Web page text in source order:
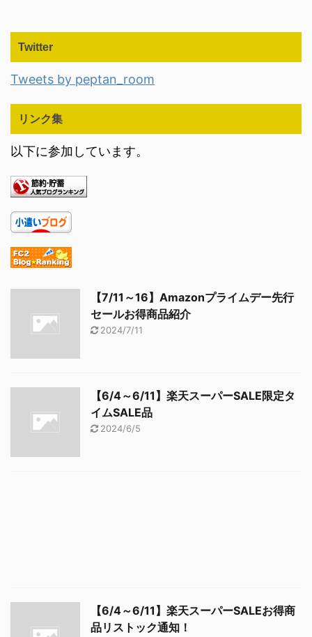
Twitter
Tweets by peptan_room
リンク集
以下に参加しています。
【7/11～16】Amazonプライムデー先行
セールお得商品紹介
2024/7/11
【6/4～6/11】楽天スーパーSALE限定タ
イムSALE品
2024/6/5
【6/4～6/11】楽天スーパーSALEお得商
品リストック通知！